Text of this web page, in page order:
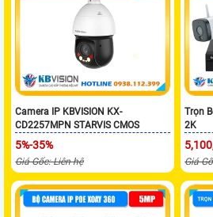
Camera IP KBVISION KX-
CD2257MPN STARVIS CMOS
5%-35%
Giá Gốc: Liên hệ
Trọn
2K
Giá